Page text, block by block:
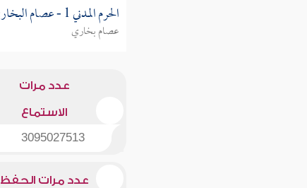
الحرم المدني 1 - عصام البخارى
عصام بخاري
عدد مرات
الاستماع
3095027513
عدد مرات الحفظ